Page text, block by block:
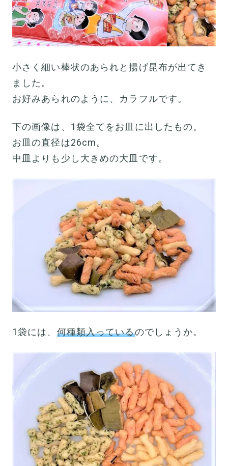
小さく細い棒状のあられと揚げ昆布が出てき
ました。
お好みあられのように、カラフルです。
下の画像は、1袋全てをお皿に出したもの。
お皿の直径は26cm。
中皿よりも少し大きめの大皿です。
1袋には、 何種類入っているのでしょうか。